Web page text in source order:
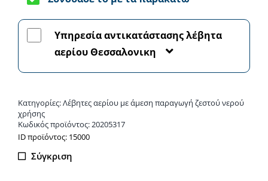
Λέβητας
αερίου
Υπηρεσία αντικατάστασης λέβητα
αερίου Θεσσαλονικη
Κατηγορίες:Λέβητες αερίου με άμεση παραγωγή ζεστού νερού
χρήσης
Κωδικός προϊόντος:20205317
ΙD προϊόντος: 15000
Σύγκριση